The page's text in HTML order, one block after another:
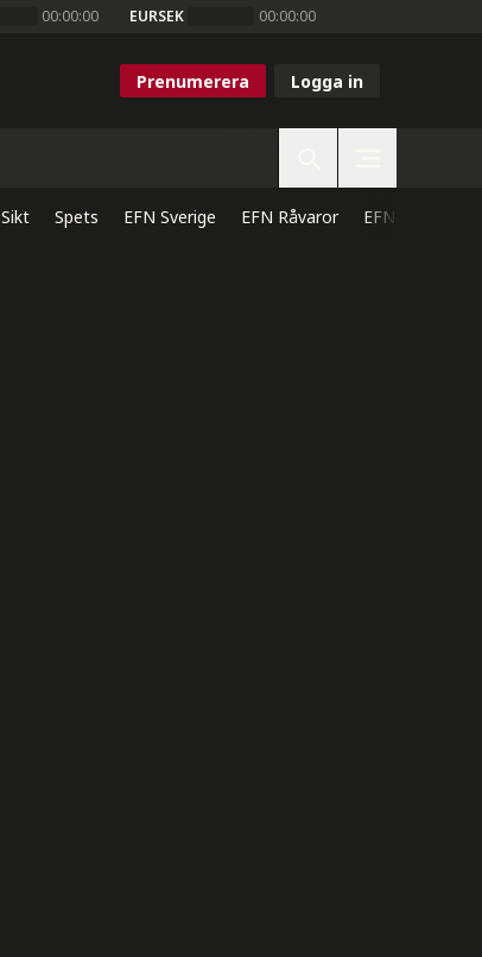
00:00:00 EURSEK 00:00:00
Prenumerera Logga in
Sikt Spets EFN Sverige EFN Råvaror EFN Direkt